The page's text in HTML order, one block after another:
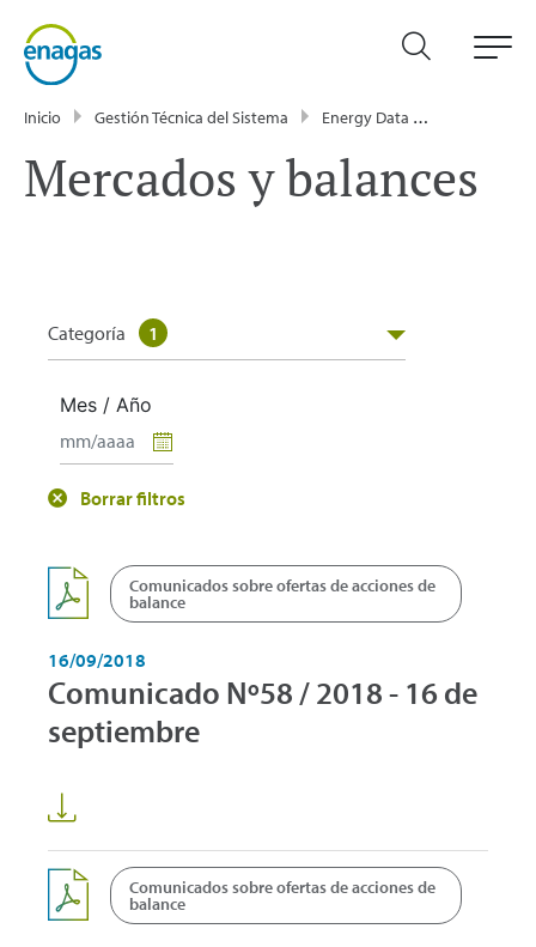
Inicio Gestión Técnica del Sistema Energy Data
Mercados y balances
Categoría 1
Mes / Año
Borrar filtros
Comunicados sobre ofertas de acciones de
balance
16/09/2018
Comunicado Nº58 / 2018 - 16 de
septiembre
Comunicados sobre ofertas de acciones de
balance